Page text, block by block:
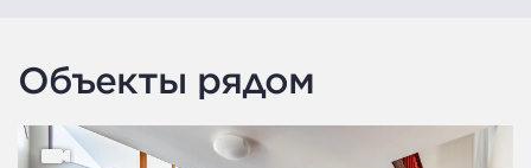
Объекты рядом